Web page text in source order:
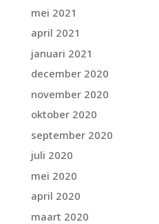
mei 2021
april 2021
januari 2021
december 2020
november 2020
oktober 2020
september 2020
juli 2020
mei 2020
april 2020
maart 2020